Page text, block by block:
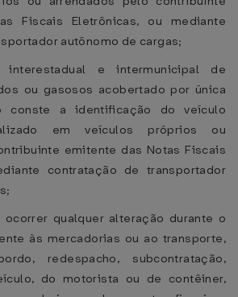
Fiscais Eletrônicas, ou mediante
autônomo de cargas;
e intermunicipal de
ou gasosos acobertado por única
conste a identificação do veículo
em veículos próprios ou
emitente das Notas Fiscais
contratação de transportador
ocorrer qualquer alteração durante o
às mercadorias ou ao transporte,
redespacho, subcontratação,
do motorista ou de contêiner,